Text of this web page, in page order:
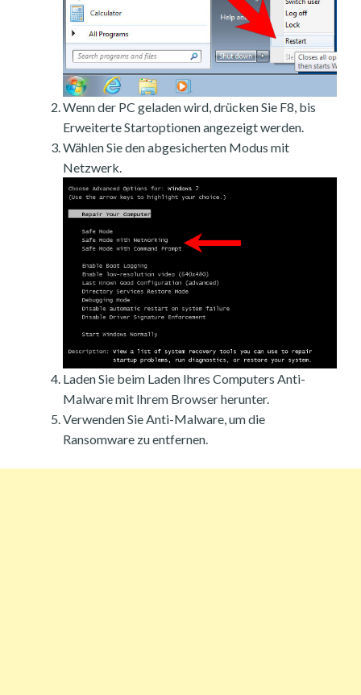
Wenn der PC geladen wird, drücken Sie F8, bis
Erweiterte Startoptionen angezeigt werden.
Wählen Sie den abgesicherten Modus mit
Netzwerk.
Laden Sie beim Laden Ihres Computers Anti-
Malware mit Ihrem Browser herunter.
Verwenden Sie Anti-Malware, um die
Ransomware zu entfernen.